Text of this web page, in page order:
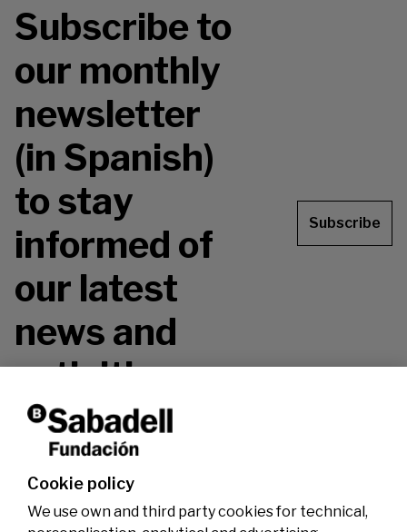
Subscribe to
our monthly
newsletter
(in Spanish)
to stay
informed of
our latest
news and
activities.
Don't miss it!
Subscribe
Cookie policy
We use own and third party cookies for technical,